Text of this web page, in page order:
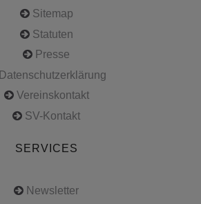
Sitemap
Statuten
Presse
Datenschutzerklärung
Vereinskontakt
SV-Kontakt
SERVICES
Newsletter